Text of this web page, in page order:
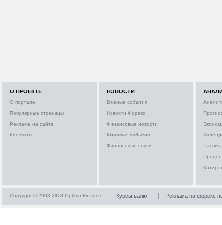
О ПРОЕКТЕ
О портале
Популярные страницы
Реклама на сайте
Контакты
НОВОСТИ
Важные события
Новости Форекс
Финансовые новости
Мировые события
Финансовые слухи
Copyright © 2003-2018 Optima-Finance Курсы валют Реклама на форекс